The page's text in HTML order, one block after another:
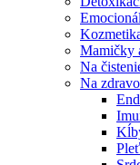
Mamičky
Na
Na